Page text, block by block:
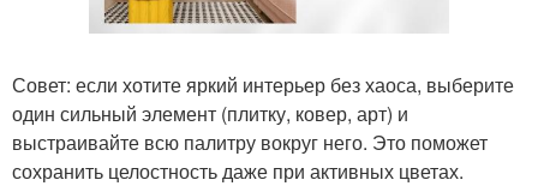
Совет: если хотите яркий интерьер без хаоса, выберите
один сильный элемент (плитку, ковер, арт) и
выстраивайте всю палитру вокруг него. Это поможет
сохранить целостность даже при активных цветах.